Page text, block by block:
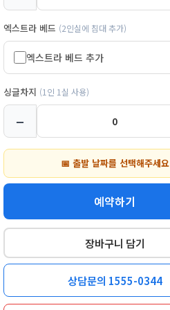
엑스트라 베드 (2인실에 침대 추가)
엑스트라 베드 추가
싱글차지 (1인 1실 사용)
−
📅 출발 날짜를 선택해주세요
예약하기
장바구니 담기
상담문의 1555-0344